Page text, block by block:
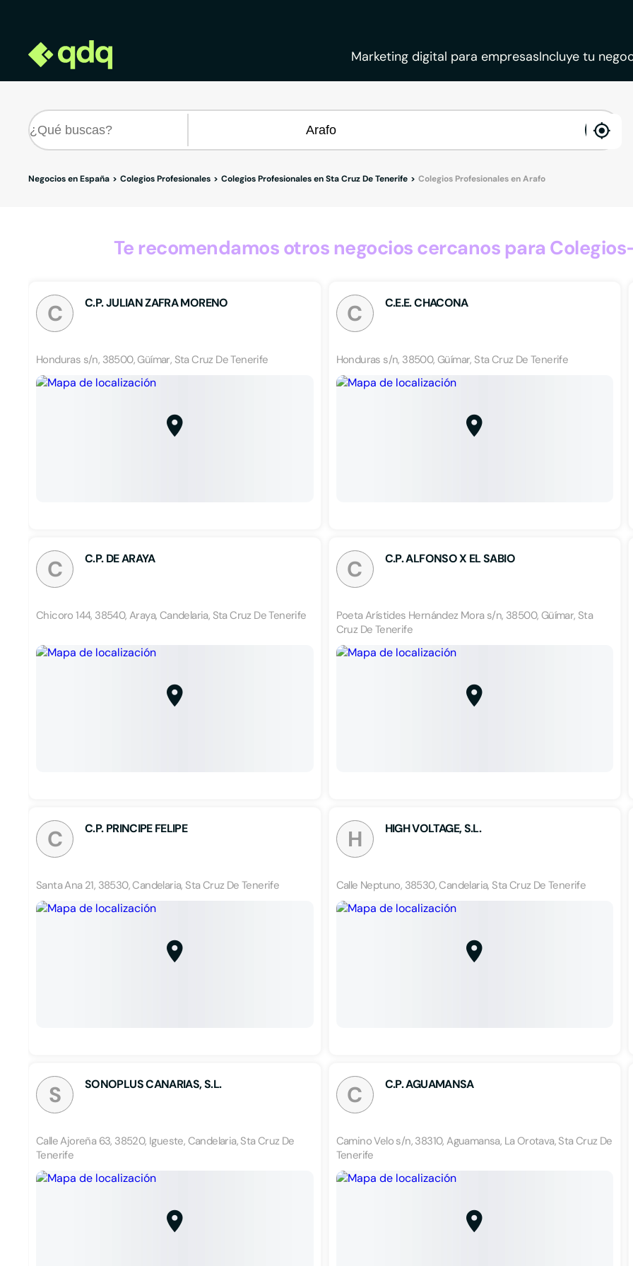
Marketing digital para empresasIncluye tu
Negocios en España Colegios Profesionales Colegios Profesionales en Sta Cruz De Tenerife Colegios Profesionales en Arafo
Te recomendamos otros negocios cercanos para
C C.P. JULIAN ZAFRA MORENO
Honduras s/n, 38500, Güímar, Sta Cruz De Tenerife
C C.E.E. CHACONA
Honduras s/n, 38500, Güímar, Sta Cruz De Tenerife
C C.P. DE ARAYA
Chicoro 144, 38540, Araya, Candelaria, Sta Cruz De Tenerife
C C.P. ALFONSO X EL SABIO
Poeta Arístides Hernández Mora s/n, 38500, Güímar, Sta
Cruz De Tenerife
C C.P. PRINCIPE FELIPE
Santa Ana 21, 38530, Candelaria, Sta Cruz De Tenerife
H HIGH VOLTAGE, S.L.
Calle Neptuno, 38530, Candelaria, Sta Cruz De Tenerife
S SONOPLUS CANARIAS, S.L.
Calle Ajoreña 63, 38520, Igueste, Candelaria, Sta Cruz De
Tenerife
C C.P. AGUAMANSA
Camino Velo s/n, 38310, Aguamansa, La Orotava, Sta Cruz De
Tenerife